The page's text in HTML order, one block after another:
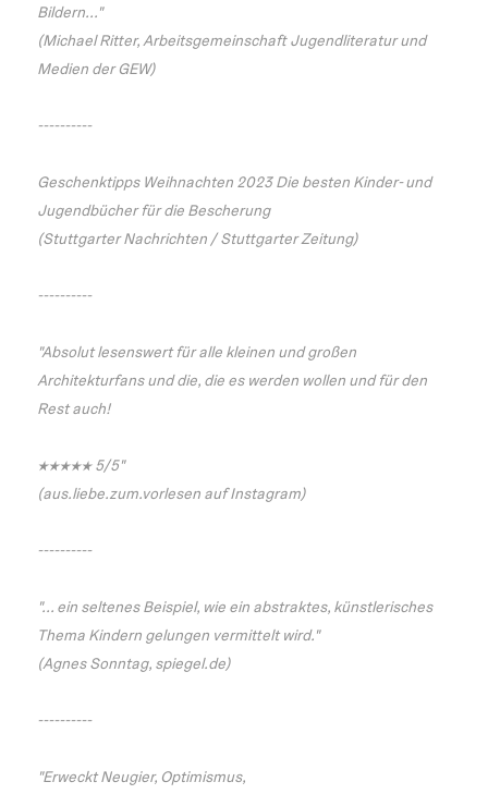
Bildern..."
(Michael Ritter, Arbeitsgemeinschaft Jugendliteratur und
Medien der GEW)
----------
Geschenktipps Weihnachten 2023 Die besten Kinder- und
Jugendbücher für die Bescherung
(Stuttgarter Nachrichten / Stuttgarter Zeitung)
----------
"Absolut lesenswert für alle kleinen und großen
Architekturfans und die, die es werden wollen und für den
Rest auch!
★★★★★ 5/5"
(aus.liebe.zum.vorlesen auf Instagram)
----------
"... ein seltenes Beispiel, wie ein abstraktes, künstlerisches
Thema Kindern gelungen vermittelt wird."
(Agnes Sonntag, spiegel.de)
----------
"Erweckt Neugier, Optimismus,